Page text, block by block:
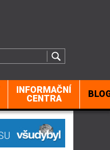
INFORMAČNÍ
CENTRA